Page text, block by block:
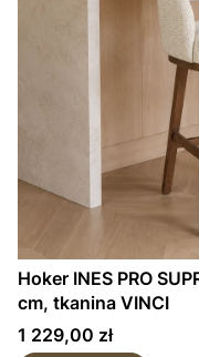
Hoker INES PRO
cm, tkanina VINCI
Cena
1 229,00 zł